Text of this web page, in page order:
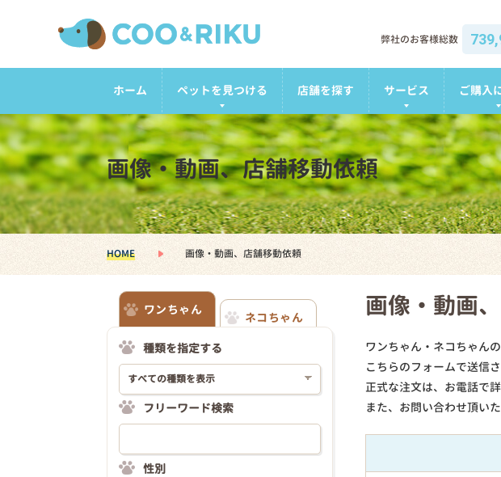
弊社のお客様総数
ホーム ペットを見つける 店舗を探す サービス ご購入
画像・動画、店舗移動依頼
HOME 画像・動画、店舗移動依頼
画像・動画
ワンちゃん・ネコちゃん
こちらのフォームで送信
正式な注文は、お電話で
また、お問い合わせ頂い
ワンちゃん
ネコちゃん
種類を指定する
フリーワード検索
性別